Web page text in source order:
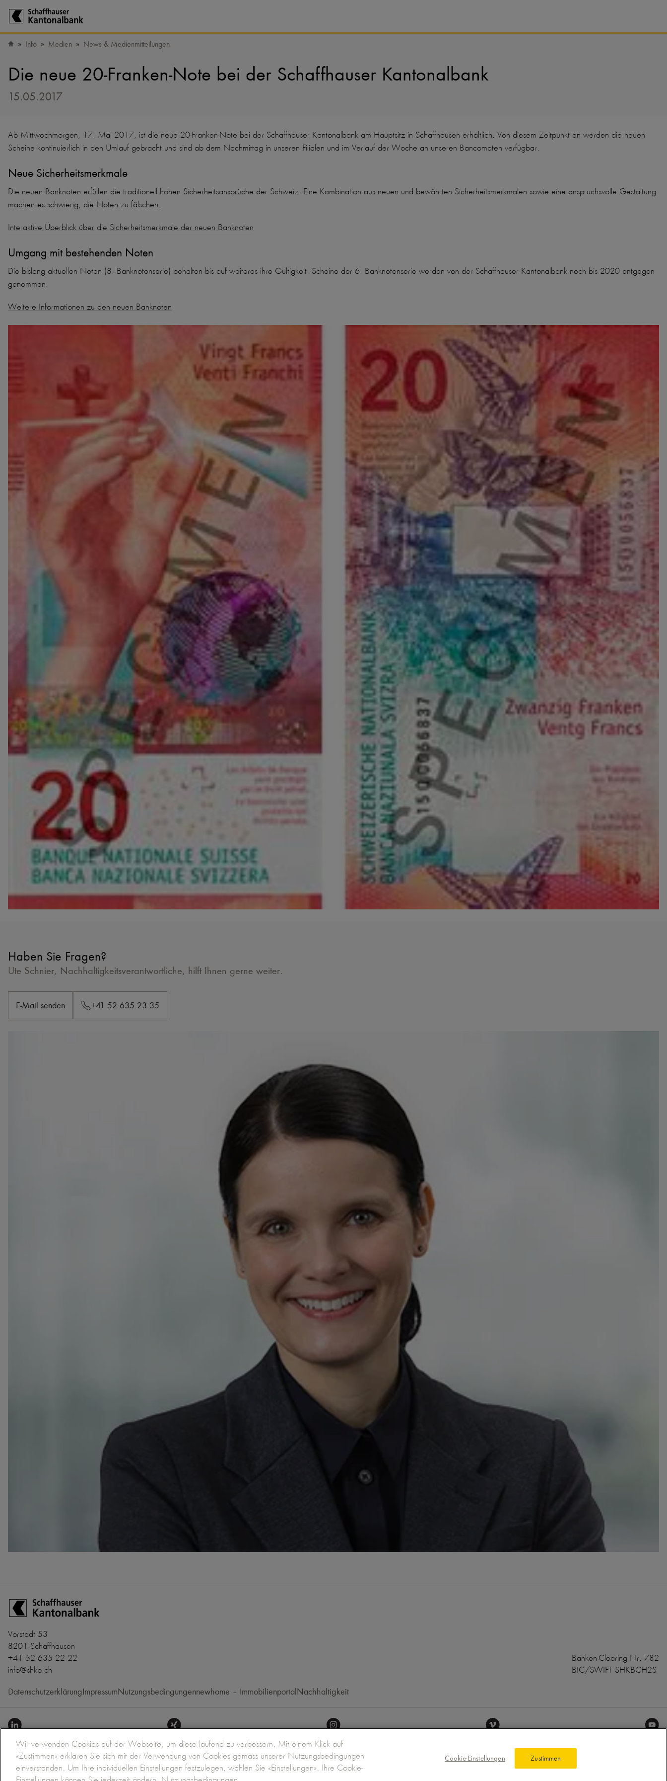
Info Medien News & Medienmitteilungen
Die neue 20-Franken-Note bei der Schaffhauser Kantonalbank
15.05.2017
Ab Mittwochmorgen, 17. Mai 2017, ist die neue 20-Franken-Note bei der Schaffhauser Kantonalbank am Hauptsitz in Schaffhausen erhältlich. Von diesem Zeitpunkt an werden die neuen
Scheine kontinuierlich in den Umlauf gebracht und sind ab dem Nachmittag in unseren Filialen und im Verlauf der Woche an unseren Bancomaten verfügbar.
Neue Sicherheitsmerkmale
Die neuen Banknoten erfüllen die traditionell hohen Sicherheitsansprüche der Schweiz. Eine Kombination aus neuen und bewährten Sicherheitsmerkmalen sowie eine anspruchsvolle Gestaltung
machen es schwierig, die Noten zu fälschen.
Interaktive Überblick über die Sicherheitsmerkmale der neuen Banknoten
Umgang mit bestehenden Noten
Die bislang aktuellen Noten (8. Banknotenserie) behalten bis auf weiteres ihre Gültigkeit. Scheine der 6. Banknotenserie werden von der Schaffhauser Kantonalbank noch bis 2020 entgegen
genommen.
Weitere Informationen zu den neuen Banknoten
Haben Sie Fragen?
Ute Schnier, Nachhaltigkeitsverantwortliche, hilft Ihnen gerne weiter.
E-Mail senden +41 52 635 23 35
Vorstadt 53
8201 Schaffhausen
+41 52 635 22 22
info@shkb.ch
Banken-Clearing Nr. 782
BIC/SWIFT SHKBCH2S
DatenschutzerklärungImpressumNutzungsbedingungennewhome – ImmobilienportalNachhaltigkeit
Kontakt
Wir verwenden Cookies auf der Webseite, um diese laufend zu verbessern. Mit einem Klick auf
«Zustimmen» erklären Sie sich mit der Verwendung von Cookies gemäss unserer Nutzungsbedingungen
einverstanden. Um Ihre individuellen Einstellungen festzulegen, wählen Sie «Einstellungen». Ihre Cookie-
Cookie-Einstellungen Zustimmen